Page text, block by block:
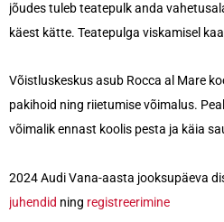
jõudes tuleb teatepulk anda
käest kätte. Teatepulga viskamisel
Võistluskeskus asub Rocca al Mare
pakihoid ning riietumise võimalus.
võimalik ennast koolis pesta ja käia
2024 Audi Vana-aasta jooksupäeva
juhendid ning registreerimine